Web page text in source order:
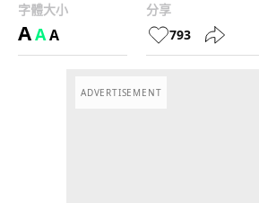
字體大小
AAA
分享
793
ADVERTISEMENT